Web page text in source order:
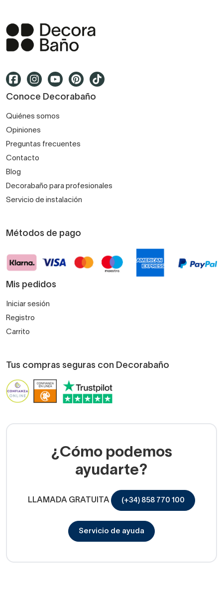
Conoce Decorabaño
Quiénes somos
Opiniones
Preguntas frecuentes
Contacto
Blog
Decorabaño para profesionales
Servicio de instalación
Métodos de pago
Mis pedidos
Iniciar sesión
Registro
Carrito
Tus compras seguras con Decorabaño
¿Cómo podemos
ayudarte?
LLAMADA GRATUITA (+34) 858 770 100
Servicio de ayuda